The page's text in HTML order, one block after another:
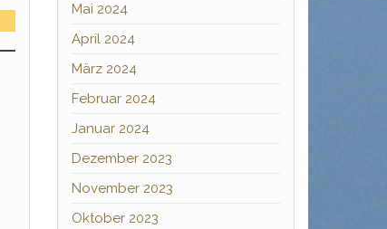
Mai 2024
April 2024
März 2024
Februar 2024
Januar 2024
Dezember 2023
November 2023
Oktober 2023